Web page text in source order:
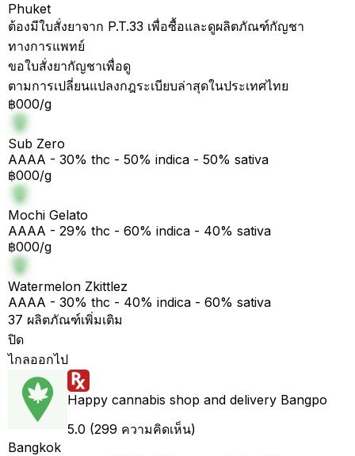
Phuket
ต้องมีใบสั่งยาจาก P.T.33 เพื่อซื้อและดูผลิตภัณฑ์กัญชา
ทางการแพทย์
ขอใบสั่งยากัญชาเพื่อดู
ตามการเปลี่ยนแปลงกฎระเบียบล่าสุดในประเทศไทย
฿000/g
Sub Zero
AAAA - 30% thc - 50% indica - 50% sativa
฿000/g
Mochi Gelato
AAAA - 29% thc - 60% indica - 40% sativa
฿000/g
Watermelon Zkittlez
AAAA - 30% thc - 40% indica - 60% sativa
37 ผลิตภัณฑ์เพิ่มเติม
ปิด
ไกลออกไป
Happy cannabis shop and delivery Bangpo
5.0 (299 ความคิดเห็น)
Bangkok